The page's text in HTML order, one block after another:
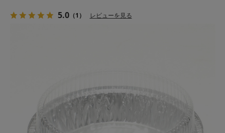
5.0（1） レビューを見る